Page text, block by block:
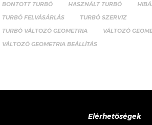
BONTOTT TURBÓ HASZNÁLT TURBÓ
TURBÓ FELVÁSÁRLÁS
TURBÓ SZERVIZ
TURBÓ VÁLTOZÓ GEOMETRIA
VÁLTOZÓ
VÁLTOZÓ GEOMETRIA BEÁLLÍTÁS
Elérhetőségek